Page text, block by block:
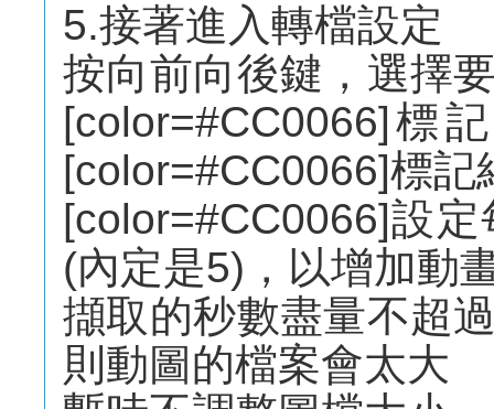
5.接著進入轉檔設定
按向前向後鍵，選擇
[color=#CC0066]標
[color=#CC0066]標記
[color=#CC0066]設
(內定是5)，以增加動
擷取的秒數盡量不超
則動圖的檔案會太大